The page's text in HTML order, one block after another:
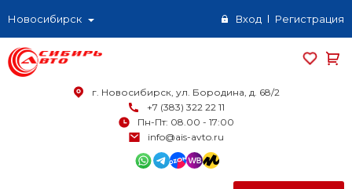
Новосибирск Вход Регистрация
г. Новосибирск, ул. Бородина, д. 68/2
+7 (383) 322 22 11
Пн-Пт: 08.00 - 17:00
info@ais-avto.ru